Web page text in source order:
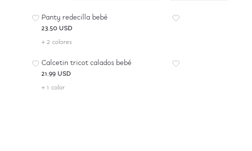
Panty redecilla bebé
23.50 USD
+ 2 colores
Calcetin tricot calados bebé
21.99 USD
+ 1 color